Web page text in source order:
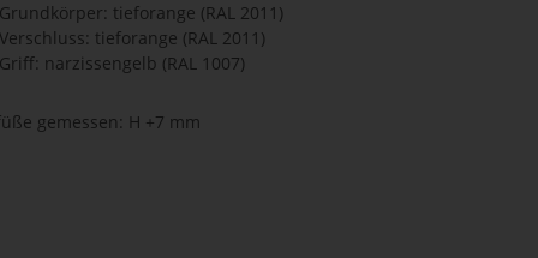
Grundkörper: tieforange (RAL 2011)
Verschluss: tieforange (RAL 2011)
Griff: narzissengelb (RAL 1007)
gemessen: H +7 mm